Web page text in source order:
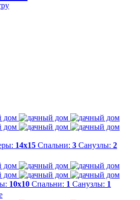
14х15 Спальни: 3 Санузлы: 2
10х10 Спальни: 1 Санузлы: 1